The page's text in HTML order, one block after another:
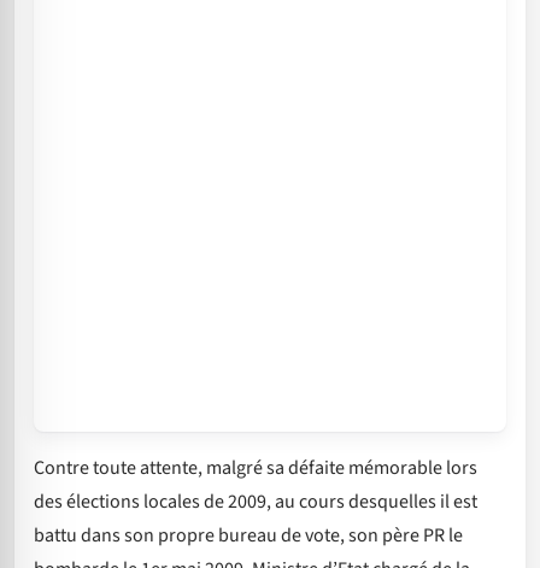
Contre toute attente, malgré sa défaite mémorable lors
des élections locales de 2009, au cours desquelles il est
battu dans son propre bureau de vote, son père PR le